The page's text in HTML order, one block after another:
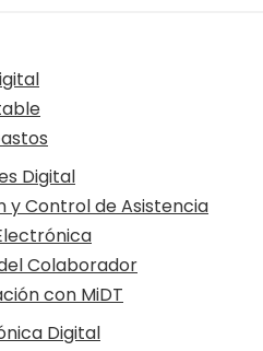
Digital
y Control de Asistencia
Colaborador
con MiDT
Digital